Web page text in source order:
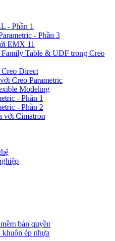
- Phần 1
- Phần 3
EMX 11
Table & UDF trong Creo
Direct
Creo Parametric
Modeling
- Phần 1
- Phần 2
với Cimatron
bản quyền
khuôn ép nhựa